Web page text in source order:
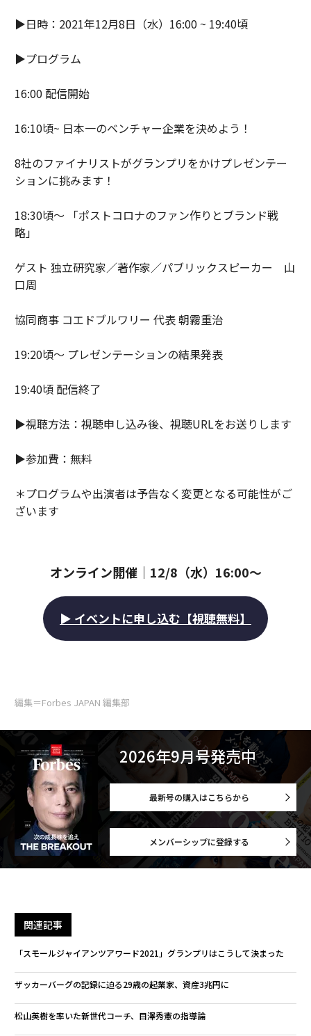
▶︎日時：2021年12月8日（水）16:00 ~ 19:40頃
▶︎プログラム
16:00 配信開始
16:10頃~ 日本一のベンチャー企業を決めよう！
8社のファイナリストがグランプリをかけプレゼンテー
ションに挑みます！
18:30頃〜 「ポストコロナのファン作りとブランド戦
略」
ゲスト 独立研究家／著作家／パブリックスピーカー 山
口周
協同商事 コエドブルワリー 代表 朝霧重治
19:20頃〜 プレゼンテーションの結果発表
19:40頃 配信終了
▶︎視聴方法：視聴申し込み後、視聴URLをお送りします
▶︎参加費：無料
＊プログラムや出演者は予告なく変更となる可能性がご
ざいます
オンライン開催｜12/8（水）16:00〜
▶ イベントに申し込む【視聴無料】
編集＝Forbes JAPAN 編集部
2026年9月号発売中
最新号の購入はこちらから
メンバーシップに登録する
関連記事
「スモールジャイアンツアワード2021」グランプリはこうして決まった
ザッカーバーグの記録に迫る29歳の起業家、資産3兆円に
松山英樹を率いた新世代コーチ、目澤秀憲の指導論